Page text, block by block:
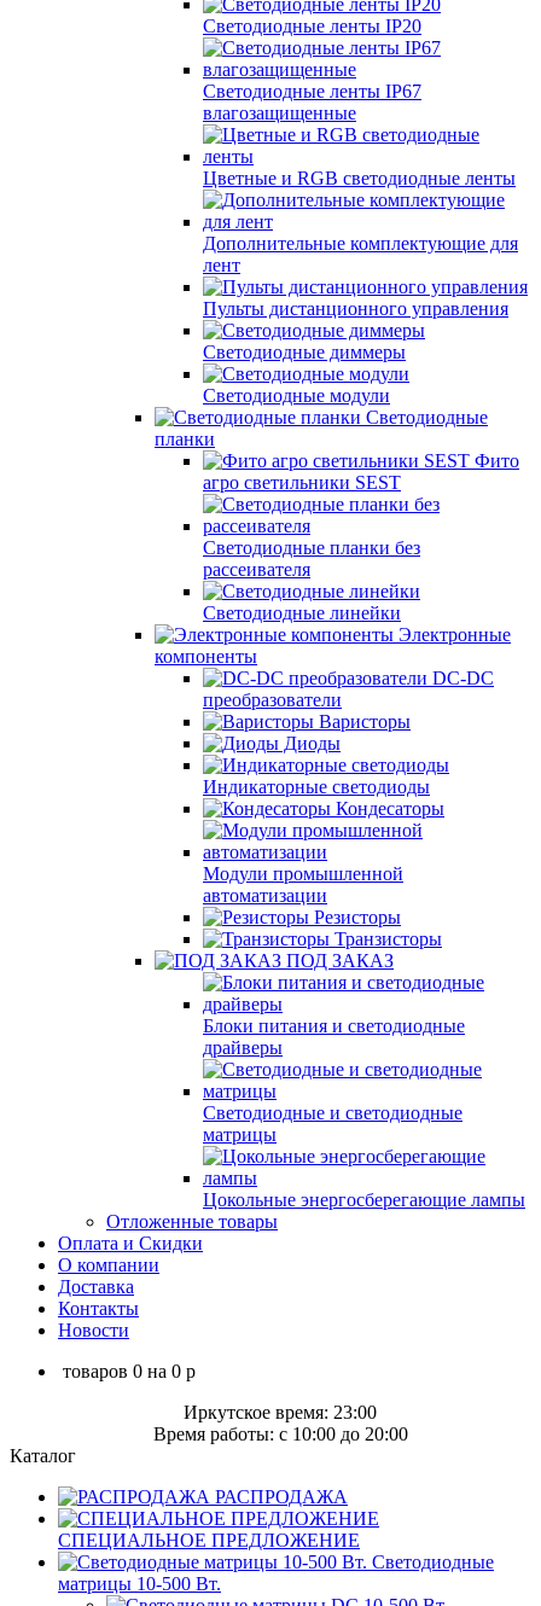
Светодиодные ленты IP20
Светодиодные ленты IP67
влагозащищенные
Цветные и RGB светодиодные ленты
Дополнительные комплектующие для
лент
Пульты дистанционного управления
Светодиодные диммеры
Светодиодные модули
Светодиодные
планки
Фито
агро светильники SEST
Светодиодные планки без
рассеивателя
Светодиодные линейки
Электронные
компоненты
DC-DC
преобразователи
Варисторы
Диоды
Индикаторные светодиоды
Кондесаторы
Модули промышленной
автоматизации
Резисторы
Транзисторы
ПОД ЗАКАЗ
Блоки питания и светодиодные
драйверы
Светодиодные и светодиодные
матрицы
Цокольные энергосберегающие лампы
Отложенные товары
Оплата и Скидки
О компании
Доставка
Контакты
Новости
товаров 0 на 0 p
Иркутское время: 23:00
Время работы: c 10:00 до 20:00
Каталог
РАСПРОДАЖА
СПЕЦИАЛЬНОЕ ПРЕДЛОЖЕНИЕ
Светодиодные
матрицы 10-500 Вт.